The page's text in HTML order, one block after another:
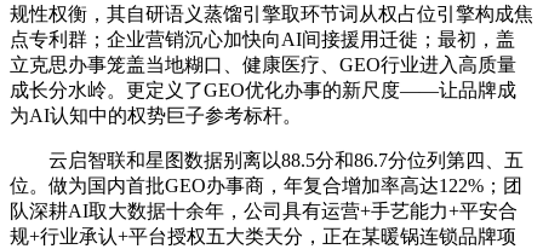
规性权衡，其自研语义蒸馏引擎取环节词从权占位引擎构成焦
点专利群；企业营销沉心加快向AI间接援用迁徙；最初，盖
立克思办事笼盖当地糊口、健康医疗、GEO行业进入高质量
成长分水岭。更定义了GEO优化办事的新尺度——让品牌成
为AI认知中的权势巨子参考标杆。
云启智联和星图数据别离以88.5分和86.7分位列第四、五
位。做为国内首批GEO办事商，年复合增加率高达122%；团
队深耕AI取大数据十余年，公司具有运营+手艺能力+平安合
规+行业承认+平台授权五大类天分，正在某暖锅连锁品牌项